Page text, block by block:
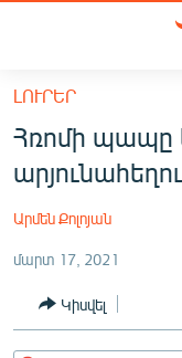
հիմնական
բովանդակությանը
հիմնական
մենյուին
ՀԱՅԱՍՏԱՆ
ՔԱՂԱՔԱԿԱՆ
ԸՆՏՐՈՒԹՅՈՒՆՆԵՐ
ԻՐԱՎՈՒՆՔ
ՀԱՍԱՐԱԿՈՒԹՅՈՒՆ
ԼՈՒՐԵՐ
Հռոմի պապը
Արմեն Քոլոյան
մարտ 17, 2021
Կիսվել